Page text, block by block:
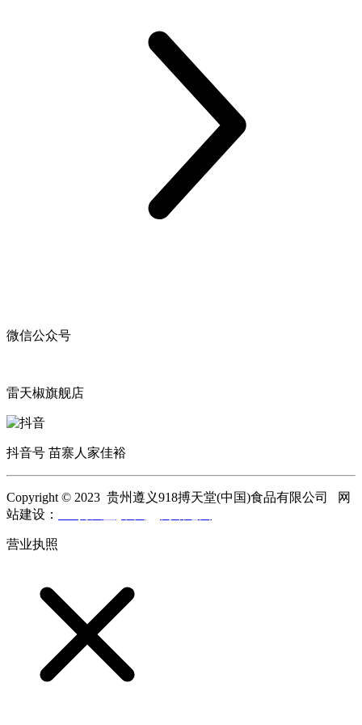
微信公众号
雷天椒旗舰店
抖音号 苗寨人家佳裕
Copyright © 2023 贵州遵义918搏天堂(中国)食品有限公司 网
站建设：
营业执照